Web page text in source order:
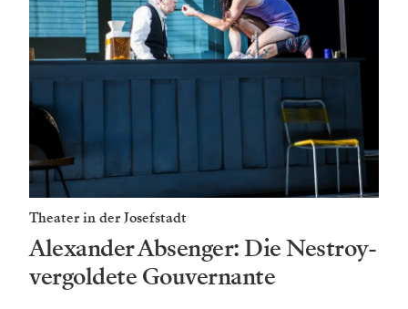
Theater in der Josefstadt
Alexander Absenger: Die Nestroy-
vergoldete Gouvernante